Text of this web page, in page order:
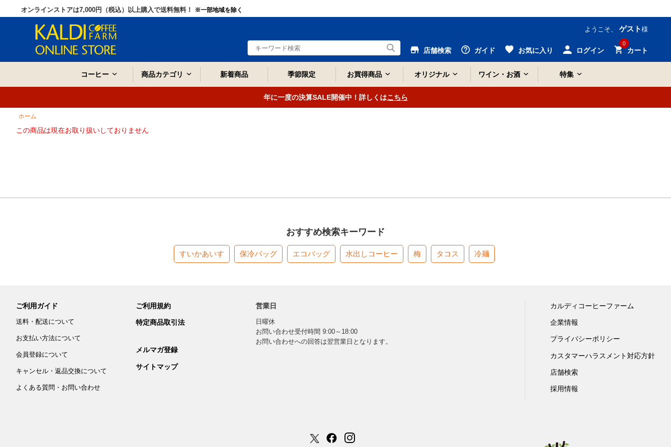
オンラインストアは7,000円（税込）以上購入で送料無料！ ※一部地域を除く
ようこそ、 ゲスト 様
店舗検索 ガイド お気に入り ログイン
0
カート
コーヒー 商品カテゴリ 新着商品 季節限定 お買得商品 オリジナル ワイン・お酒 特集
年に一度の決算SALE開催中！詳しくはこちら
ホーム
この商品は現在お取り扱いしておりません
おすすめ検索キーワード
すいかあいす 保冷バッグ エコバッグ 水出しコーヒー 梅 タコス 冷麺
ご利用ガイド
送料・配送について
お支払い方法について
会員登録について
キャンセル・返品交換について
よくある質問・お問い合わせ
ご利用規約
特定商品取引法
メルマガ登録
サイトマップ
営業日
日曜休
お問い合わせ受付時間 9:00～18:00
お問い合わせへの回答は翌営業日となります。
カルディコーヒーファーム
企業情報
プライバシーポリシー
カスタマーハラスメント対応方針
店舗検索
採用情報